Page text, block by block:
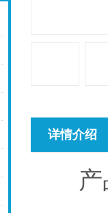
详情介绍
产